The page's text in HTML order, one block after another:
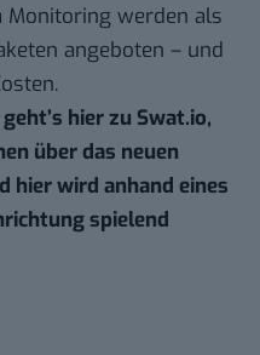
Monitoring werden als
angeboten – und
hier zu Swat.io,
über das neuen
hier wird anhand eines
spielend